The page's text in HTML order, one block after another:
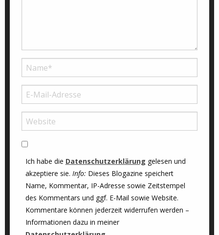
Ich habe die Datenschutzerklärung gelesen und
akzeptiere sie. Info: Dieses Blogazine speichert
Name, Kommentar, IP-Adresse sowie Zeitstempel
des Kommentars und ggf. E-Mail sowie Website.
Kommentare können jederzeit widerrufen werden –
Informationen dazu in meiner